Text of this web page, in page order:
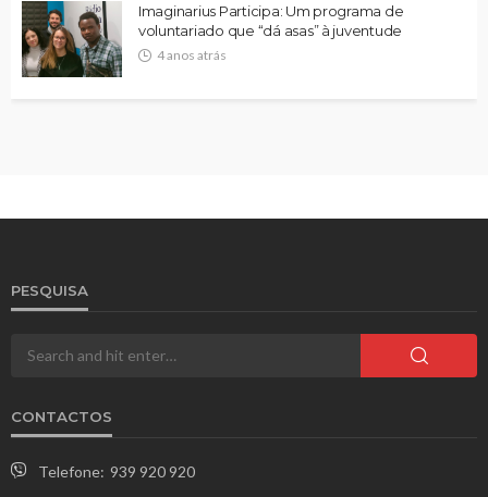
Imaginarius Participa: Um programa de
voluntariado que “dá asas” à juventude
4 anos atrás
PESQUISA
CONTACTOS
Telefone: 939 920 920